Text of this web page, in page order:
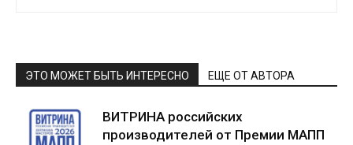
ЭТО МОЖЕТ БЫТЬ ИНТЕРЕСНО ЕЩЕ ОТ АВТОРА
ВИТРИНА российских
производителей от Премии МАПП